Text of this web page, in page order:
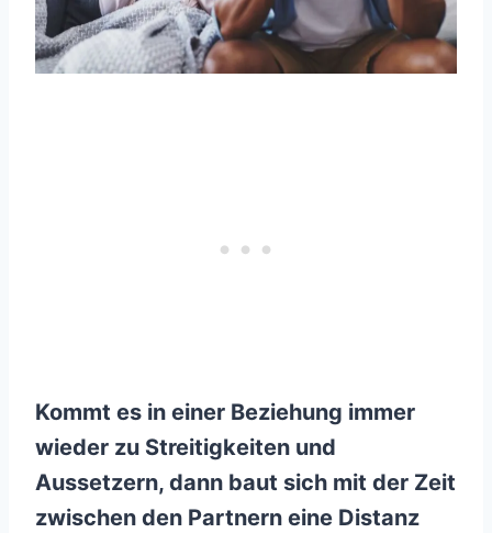
Kommt es in einer Beziehung immer
wieder zu Streitigkeiten und
Aussetzern, dann baut sich mit der Zeit
zwischen den Partnern eine Distanz